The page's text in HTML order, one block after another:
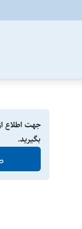
جهت اطلاع
بگیرید.